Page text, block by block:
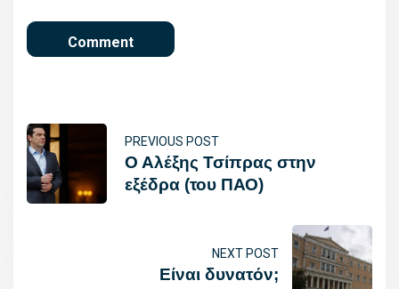
PREVIOUS POST
Ο Αλέξης Τσίπρας στην
εξέδρα (του ΠΑΟ)
NEXT POST
Είναι δυνατόν;